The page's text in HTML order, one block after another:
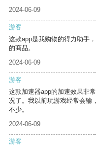
2024-06-09
游客
这款app是我购物的得力助手
的商品。
2024-06-09
游客
这款加速器app的加速效果非
况了。我以前玩游戏经常会输
不少。
2024-06-09
游客